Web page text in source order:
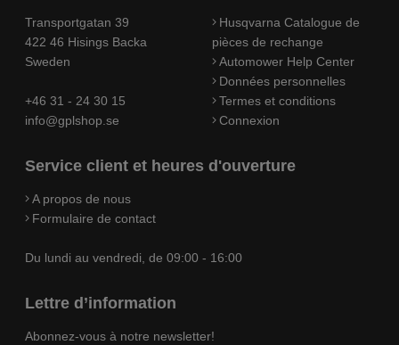
Transportgatan 39
422 46 Hisings Backa
Sweden
+46 31 - 24 30 15
info@gplshop.se
Husqvarna Catalogue de
pièces de rechange
Automower Help Center
Données personnelles
Termes et conditions
Connexion
Service client et heures d'ouverture
A propos de nous
Formulaire de contact
Du lundi au vendredi, de 09:00 - 16:00
Lettre d’information
Abonnez-vous à notre newsletter!